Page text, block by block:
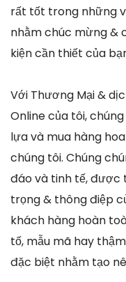
rất tốt trong những
nhằm chúc mừng &
kiện cần thiết của
Với Thương Mại &
Online của tôi,
lựa và mua hàng
chúng tôi. Chúng
đáo và tinh tế, được
trọng & thông điệp
khách hàng hoàn
tố, mẫu mã hay
đặc biệt nhằm tạo